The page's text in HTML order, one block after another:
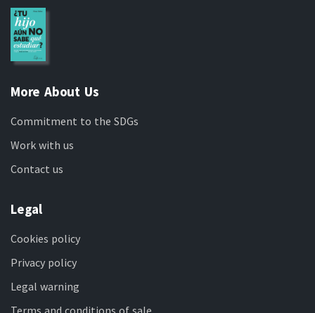
More About Us
Commitment to the SDGs
Work with us
Contact us
Legal
Cookies policy
Privacy policy
Legal warning